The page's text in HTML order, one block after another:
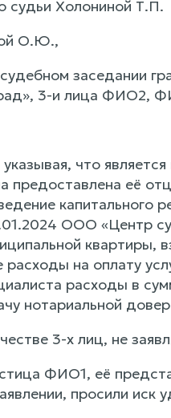
судьи Холониной Т.П.
О.Ю.,
заседании
3-и лица ФИО2,
что
предоставлена её
ООО «Центр
квартиры,
на оплату
расходы в
нотариальной
3-х лиц, не
ФИО1, её
просили иск